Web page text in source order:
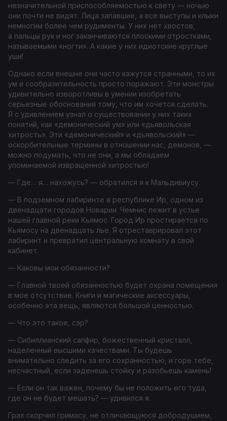
незначительной приспособляемостью к свету — ночью
они почти не видят. Лица запавшие, а все выступы и клыки
немногим более чем рудименты. У них нет хвостов,
а пальцы рук и ног заканчиваются плоскими отростками,
называемыми «ногти». А какие у них идиотские круглые
уши!
Однако если внешне они часто кажутся странными, то их
ум и сообразительность просто поражают. Эти монстры
удивительно изворотливы в умении изобретать
серьезные обоснования тому, что им хочется сделать.
Я с удивлением узнал о существовании у них таких
понятий, как «демонический ум» или «дьявольская
хитрость». Эти «демонический» и «дьявольский» —
оскорбительные термины в отношении нас, демонов, —
можно подумать, что не они, а мы обладаем
упоминаемой извращенной хитростью!
— Где… я… нахожусь? — обратился я к Мальдивиусу.
— В подземном лабиринте в республике Ир, одном из
двенадцати городов Новарии. Чемнис лежит в устье
нашей главной реки Кьямос. Город Ир простирается по
Кьямосу на двенадцать лье. Я отреставрировал этот
лабиринт и превратил центральную комнату в свой
кабинет.
— Каковы мои обязанности?
— Главной твоей обязанностью будет охрана помещения
в мое отсутствие. Книги и магические аксессуары,
особенно эта вещь, являются большой ценностью.
— Что это такое, сэр?
— Сибиллианский сапфир, божественный кристалл,
наделенный высшими качествами. Ты будешь
внимательно следить за его сохранностью, и горе тебе,
несчастный, если заденешь стойку и разобьешь камень!
— Если он так важен, почему бы не положить его туда,
где он не будет мешать? — удивился я.
Грах скорчил гримасу, не отличающуюся добродушием,